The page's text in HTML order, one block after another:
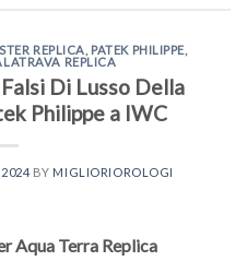
REPLICA, PATEK PHILIPPE,
REPLICA
Di Lusso Della
Philippe a IWC
2024 BY MIGLIORIOROLOGI
Aqua Terra Replica